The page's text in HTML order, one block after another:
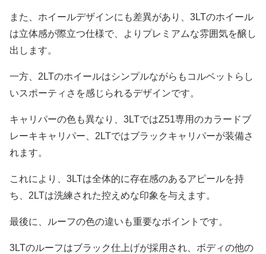
また、ホイールデザインにも差異があり、3LTのホイール
は立体感が際立つ仕様で、よりプレミアムな雰囲気を醸し
出します。
一方、2LTのホイールはシンプルながらもコルベットらし
いスポーティさを感じられるデザインです。
キャリパーの色も異なり、3LTではZ51専用のカラードブ
レーキキャリパー、2LTではブラックキャリパーが装備さ
れます。
これにより、3LTは全体的に存在感のあるアピールを持
ち、2LTは洗練された控えめな印象を与えます。
最後に、ルーフの色の違いも重要なポイントです。
3LTのルーフはブラック仕上げが採用され、ボディの他の